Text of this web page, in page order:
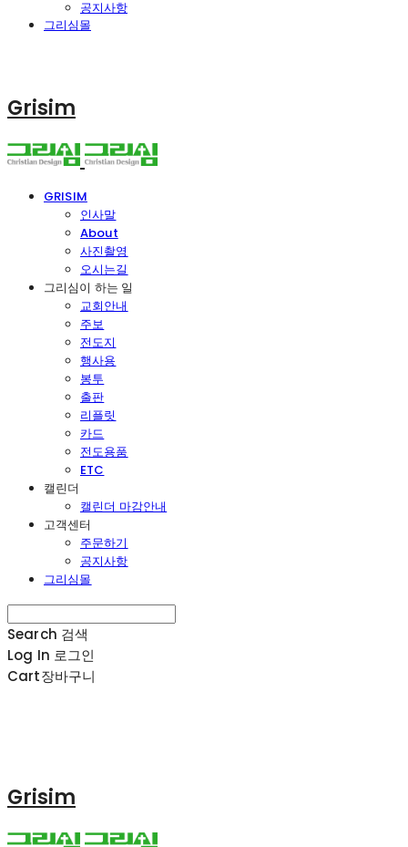
공지사항
그리심몰
Grisim
GRISIM
인사말
About
사진촬영
오시는길
그리심이 하는 일
교회안내
주보
전도지
행사용
봉투
출판
리플릿
카드
전도용품
ETC
캘린더
캘린더 마감안내
고객센터
주문하기
공지사항
그리심몰
Search 검색
Log In 로그인
Cart장바구니
Grisim